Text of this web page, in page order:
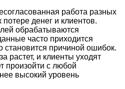
работа разных
денег и клиентов.
обрабатываются
часто приходится
становится причиной ошибок.
растет, и клиенты уходят
произойти с любой
высокий уровень